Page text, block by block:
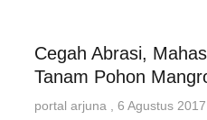
Cegah Abrasi,
Tanam Pohon
portal arjuna 6 Agustus 2017